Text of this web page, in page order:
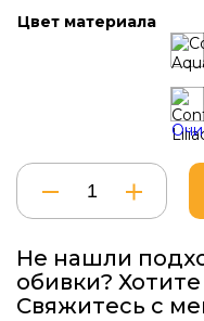
Цвет материала
Количество
товара
Диван
Не нашли
обивки?
Свяжитесь с